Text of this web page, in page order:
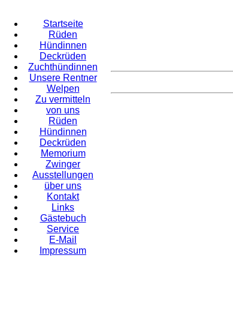
Startseite
Rüden
Hündinnen
Deckrüden
Zuchthündinnen
Unsere Rentner
Welpen
Zu vermitteln
von uns
Rüden
Hündinnen
Deckrüden
Memorium
Zwinger
Ausstellungen
über uns
Kontakt
Links
Gästebuch
Service
E-Mail
Impressum